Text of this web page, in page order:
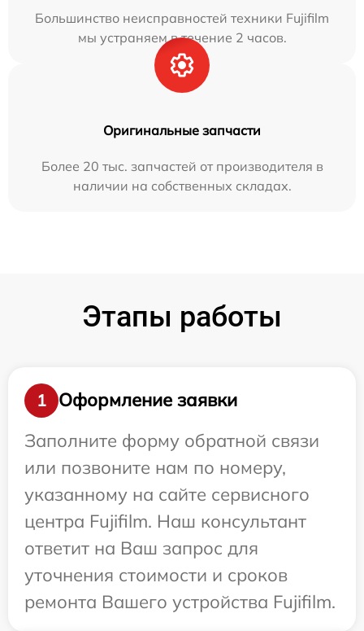
Большинство неисправностей техники Fujifilm
мы устраняем в течение 2 часов.
Оригинальные запчасти
Более 20 тыс. запчастей от производителя в
наличии на собственных складах.
Этапы работы
1
Оформление заявки
Заполните форму обратной связи
или позвоните нам по номеру,
указанному на сайте сервисного
центра Fujifilm. Наш консультант
ответит на Ваш запрос для
уточнения стоимости и сроков
ремонта Вашего устройства Fujifilm.